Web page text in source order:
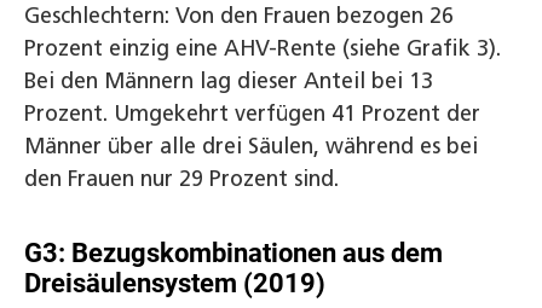
Geschlechtern: Von den Frauen bezogen 26
Prozent einzig eine AHV-Rente (siehe Grafik 3).
Bei den Männern lag dieser Anteil bei 13
Prozent. Umgekehrt verfügen 41 Prozent der
Männer über alle drei Säulen, während es bei
den Frauen nur 29 Prozent sind.